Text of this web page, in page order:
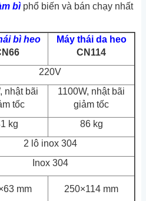
bìphổ biến và bán chạy nhất
bì heo
Máy thái da heo
CN114
220V
nhật bãi
tốc
1100W, nhật bãi
giảm tốc
kg
86 kg
2 lô inox 304
Inox 304
mm 250×114 mm